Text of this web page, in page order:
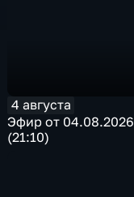
4 августа
Эфир от 04.08.2026
(21:10)